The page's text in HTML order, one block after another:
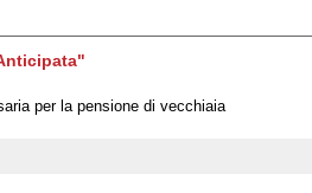
per la pensione di vecchiaia